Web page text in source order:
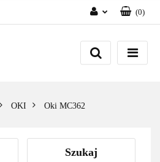
Zaloguj się
Załóż konto
(0)
OKI Oki MC362
Szukaj